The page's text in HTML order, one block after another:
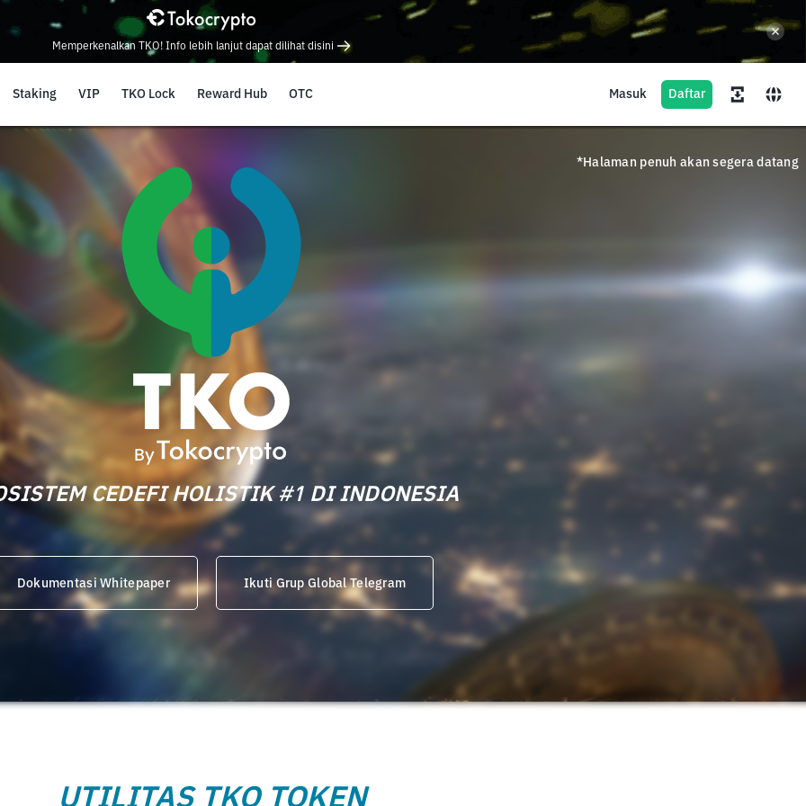
Memperkenalkan TKO! Info lebih lanjut dapat dilihat disini
Staking VIP TKO Lock Reward Hub OTC Masuk Daftar
CEDEFI HOLISTIK #1 DI INDONESIA
Dokumentasi Whitepaper Ikuti Grup Global Telegram
*Halaman penuh akan segera datang
UTILITAS TKO TOKEN